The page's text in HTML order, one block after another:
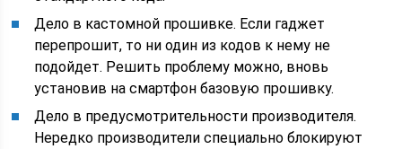
Дело в кастомной прошивке. Если гаджет
перепрошит, то ни один из кодов к нему не
подойдет. Решить проблему можно, вновь
установив на смартфон базовую прошивку.
Дело в предусмотрительности производителя.
Нередко производители специально блокируют